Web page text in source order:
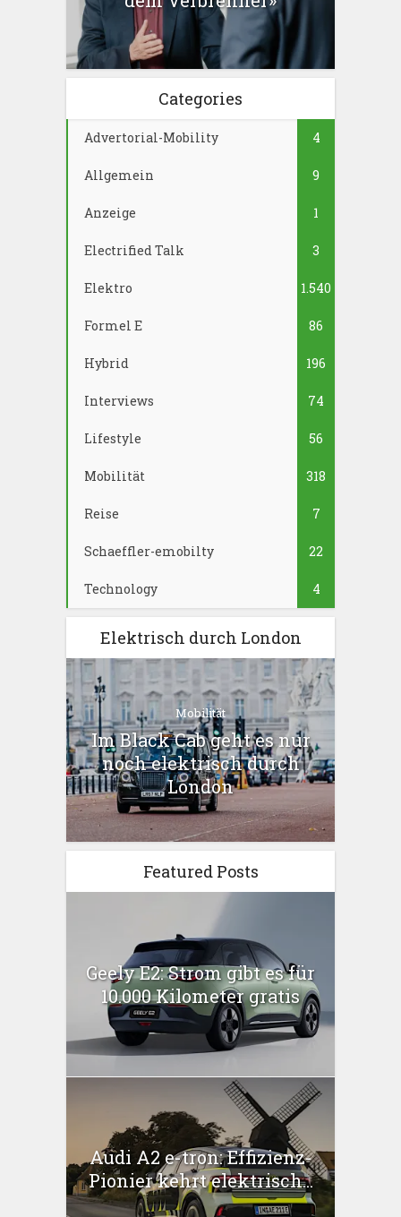
Categories
Advertorial-Mobility 4
Allgemein 9
Anzeige 1
Electrified Talk 3
Elektro 1.540
Formel E 86
Hybrid 196
Interviews 74
Lifestyle 56
Mobilität 318
Reise 7
Schaeffler-emobilty 22
Technology 4
Elektrisch durch London
Mobilität
Im Black Cab geht es nur
noch elektrisch durch
London
Featured Posts
Geely E2: Strom gibt es für
10.000 Kilometer gratis
Audi A2 e-tron: Effizienz-
Pionier kehrt elektrisch...